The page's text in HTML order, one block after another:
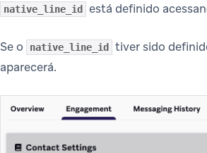
native_line_id está definido
Se o native_line_id tiver sido
aparecerá.